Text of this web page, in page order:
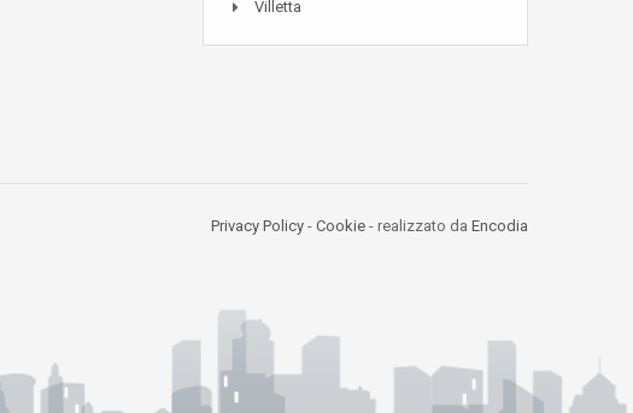
Villetta
Privacy Policy - Cookie - realizzato da Encodia